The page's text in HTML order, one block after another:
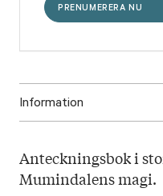
Information
Utgivningsår: 2022
Titel: Mumin
Anteckningsbok i
Mumindalens magi.